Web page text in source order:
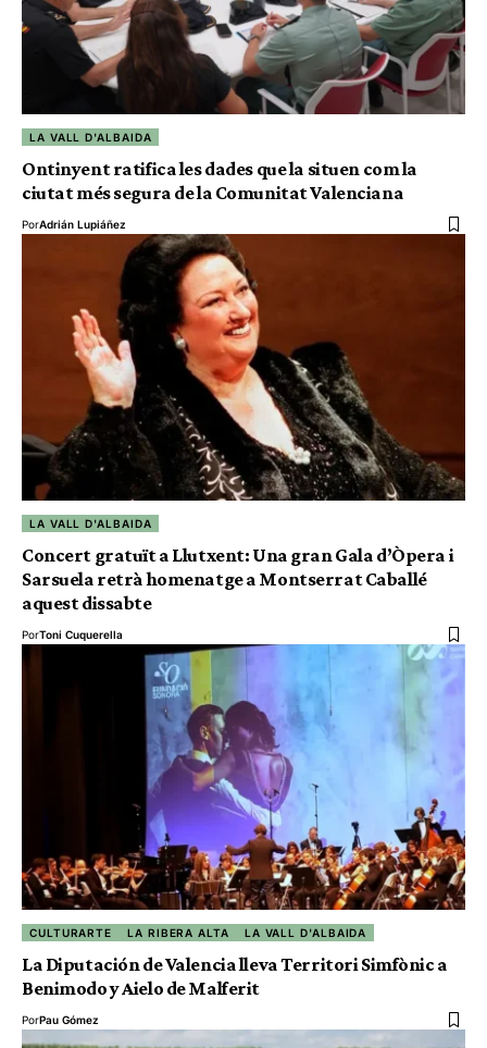
LA VALL D'ALBAIDA
Ontinyent ratifica les dades que la situen com la
ciutat més segura de la Comunitat Valenciana
PorAdrián Lupiáñez
LA VALL D'ALBAIDA
Concert gratuït a Llutxent: Una gran Gala d’Òpera i
Sarsuela retrà homenatge a Montserrat Caballé
aquest dissabte
PorToni Cuquerella
CULTURARTE LA RIBERA ALTA LA VALL D'ALBAIDA
La Diputación de Valencia lleva Territori Simfònic a
Benimodo y Aielo de Malferit
PorPau Gómez